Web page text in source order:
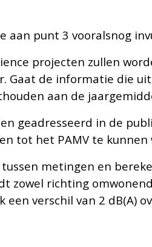
aan punt 3 vooralsnog
projecten zullen
Gaat de informatie die
aan de
geadresseerd in de
tot het PAMV te kunnen
metingen en
zowel richting
verschil van 2 dB(A)